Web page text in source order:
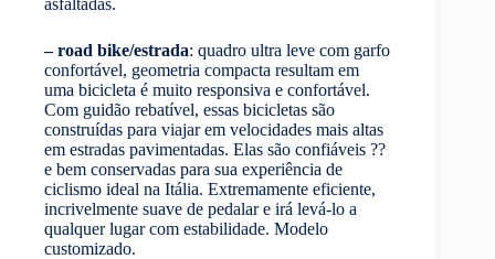
– road bike/estrada: quadro ultra leve com garfo
confortável, geometria compacta resultam em
uma bicicleta é muito responsiva e confortável.
Com guidão rebatível, essas bicicletas são
construídas para viajar em velocidades mais altas
em estradas pavimentadas. Elas são confiáveis ??
e bem conservadas para sua experiência de
ciclismo ideal na Itália. Extremamente eficiente,
incrivelmente suave de pedalar e irá levá-lo a
qualquer lugar com estabilidade. Modelo
customizado.